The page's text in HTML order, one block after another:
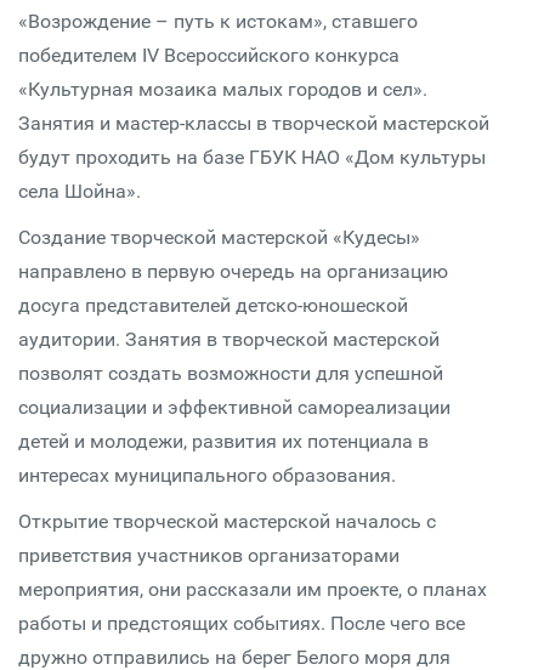
«Возрождение – путь к истокам», ставшего
победителем IV Всероссийского конкурса
«Культурная мозаика малых городов и сел».
Занятия и мастер-классы в творческой мастерской
будут проходить на базе ГБУК НАО «Дом культуры
села Шойна».
Создание творческой мастерской «Кудесы»
направлено в первую очередь на организацию
досуга представителей детско-юношеской
аудитории. Занятия в творческой мастерской
позволят создать возможности для успешной
социализации и эффективной самореализации
детей и молодежи, развития их потенциала в
интересах муниципального образования.
Открытие творческой мастерской началось с
приветствия участников организаторами
мероприятия, они рассказали им проекте, о планах
работы и предстоящих событиях. После чего все
дружно отправились на берег Белого моря для